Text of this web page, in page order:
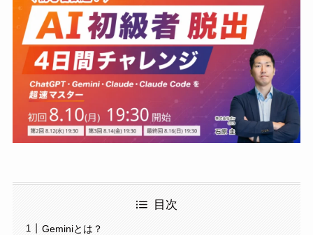
目次
Geminiとは？